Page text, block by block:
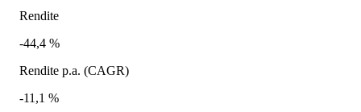
Rendite
-44,4 %
Rendite p.a. (CAGR)
-11,1 %